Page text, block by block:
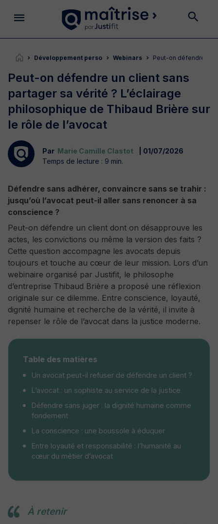
Développement perso Webinars Peut-on défendre un
Peut-on défendre un client sans
partager sa vérité ? L’éclairage
philosophique de Thibaud Brière sur
le rôle de l’avocat
Par Marie Camille Clastot
| 01/07/2026
Temps de lecture : 9 min.
Défendre sans adhérer, convaincre sans se trahir :
jusqu’où l’avocat peut-il aller sans renoncer à sa
conscience ?
Peut-on défendre un client dont on désapprouve les
actes, les convictions ou même la version des faits ?
Cette question accompagne les avocats depuis
toujours et touche au cœur de leur mission. Lors d’un
webinaire organisé par Justifit, le philosophe
d’entreprise Thibaud Brière a proposé une réflexion
originale sur ce dilemme. Entre conscience, loyauté,
dignité humaine et recherche de la vérité, il invite à
repenser le rôle de l’avocat dans la justice moderne.
Table des matières
Un avocat peut-il refuser de défendre un client ?
L’avocat : un sophiste au service de la justice
Défendre sans juger : la dignité humaine comme
fondement
La conscience : une boussole à éduquer
Entre loyauté et responsabilité : l’humanité au
cœur du métier d’avocat
À retenir